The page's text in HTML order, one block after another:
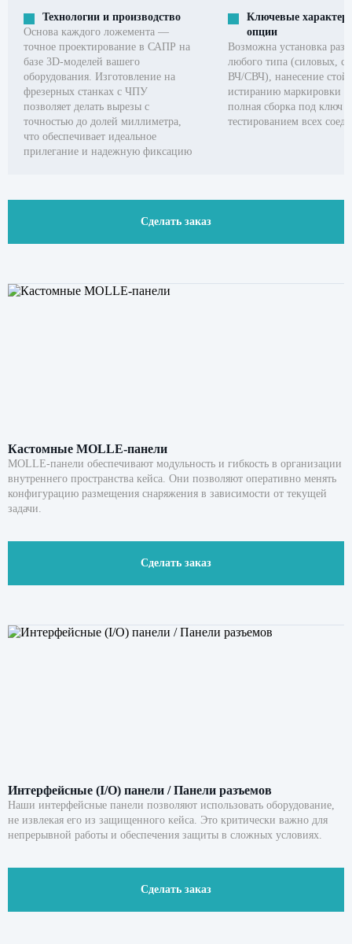
Сделать заказ
Технологии и производство
Основа каждого ложемента —
точное проектирование в САПР на
базе 3D-моделей вашего
оборудования. Изготовление на
фрезерных станках с ЧПУ
позволяет делать вырезы с
точностью до долей миллиметра,
что обеспечивает идеальное
прилегание и надежную фиксацию
Ключевые
опции
Возможна установка
любого типа (силовых,
ВЧ/СВЧ), нанесение
истиранию маркировки
полная сборка под ключ с
тестированием всех
Кастомные MOLLE-панели
MOLLE-панели обеспечивают модульность и гибкость в организации
внутреннего пространства кейса. Они позволяют оперативно менять
конфигурацию размещения снаряжения в зависимости от текущей
задачи.
Сделать заказ
Интерфейсные (I/O) панели / Панели разъемов
Наши интерфейсные панели позволяют использовать оборудование,
не извлекая его из защищенного кейса. Это критически важно для
непрерывной работы и обеспечения защиты в сложных условиях.
Сделать заказ